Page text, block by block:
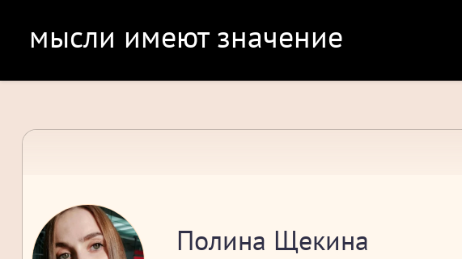
мысли имеют значение
Полина Щекина